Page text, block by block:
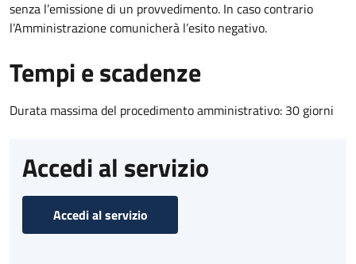
senza l’emissione di un provvedimento. In caso contrario
l’Amministrazione comunicherà l’esito negativo.
Tempi e scadenze
Durata massima del procedimento amministrativo: 30 giorni
Accedi al servizio
Accedi al servizio